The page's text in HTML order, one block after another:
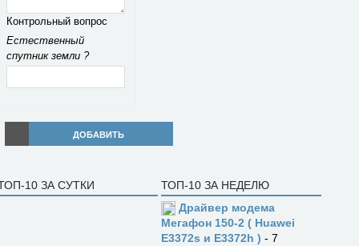
Контрольный вопрос
Естественный
спутник земли ?
ДОБАВИТЬ
10 ЗА СУТКИ
ТОП-10 ЗА НЕДЕЛЮ
Драйвер модема
Мегафон 150-2 ( Huawei
E3372s и E3372h ) - 7